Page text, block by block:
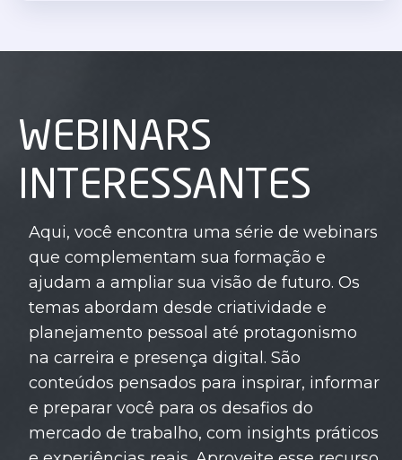
WEBINARS
INTERESSANTES
Aqui, você encontra uma série de webinars
que complementam sua formação e
ajudam a ampliar sua visão de futuro. Os
temas abordam desde criatividade e
planejamento pessoal até protagonismo
na carreira e presença digital. São
conteúdos pensados para inspirar, informar
e preparar você para os desafios do
mercado de trabalho, com insights práticos